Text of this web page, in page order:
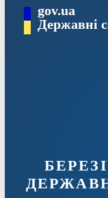
Перейтиgov.ua
Державні